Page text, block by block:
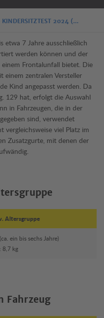
KINDERSITZTEST 2024 (…
etwa 7 Jahre ausschließlich
werden können und der
Frontalunfall bietet. Die
einem zentralen Versteller
Kind angepasst werden. Da
129 hat, erfolgt die Auswahl
in Fahrzeugen, die in der
sind, verwendet
vergleichsweise viel Platz im
Zusatzgurte, mit denen der
Altersgruppe
ein bis sechs Jahre)
8,7 kg
Fahrzeug